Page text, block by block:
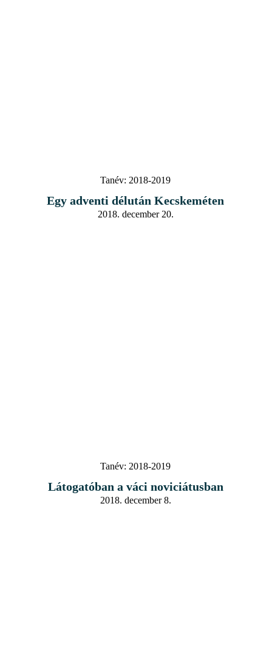
Tanév: 2018-2019
Egy adventi délután Kecskeméten
2018. december 20.
Tanév: 2018-2019
Látogatóban a váci noviciátusban
2018. december 8.